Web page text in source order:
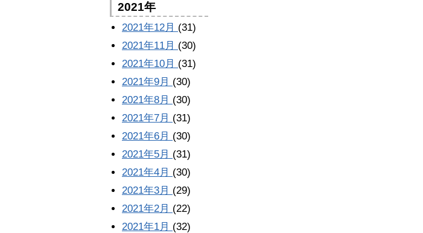
2021年
2021年12月 (31)
2021年11月 (30)
2021年10月 (31)
2021年9月 (30)
2021年8月 (30)
2021年7月 (31)
2021年6月 (30)
2021年5月 (31)
2021年4月 (30)
2021年3月 (29)
2021年2月 (22)
2021年1月 (32)